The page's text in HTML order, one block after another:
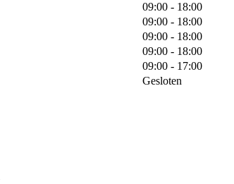
09:00 - 18:00
09:00 - 18:00
09:00 - 18:00
09:00 - 18:00
09:00 - 17:00
Gesloten